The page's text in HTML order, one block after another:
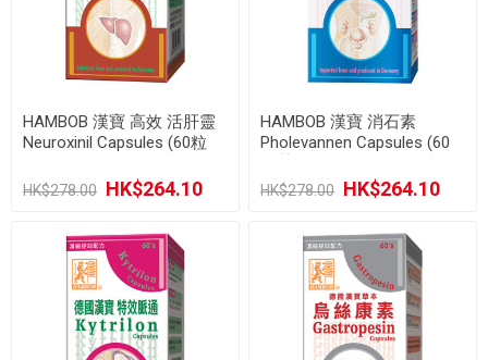
HAMBOB 漢寶 高效 活肝靈
Neuroxinil Capsules (60粒
HK$278.00 HK$264.10
HAMBOB 漢寶 消石素
Pholevannen Capsules (60
HK$278.00 HK$264.10